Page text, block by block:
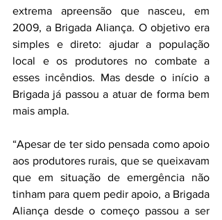
extrema apreensão que nasceu, em
2009, a Brigada Aliança. O objetivo era
simples e direto: ajudar a população
local e os produtores no combate a
esses incêndios. Mas desde o início a
Brigada já passou a atuar de forma bem
mais ampla.
“Apesar de ter sido pensada como apoio
aos produtores rurais, que se queixavam
que em situação de emergência não
tinham para quem pedir apoio, a Brigada
Aliança desde o começo passou a ser